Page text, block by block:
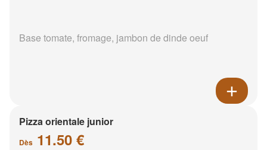
Base tomate, fromage, jambon de dinde oeuf
Pizza orientale junior
Dès 11.50 €